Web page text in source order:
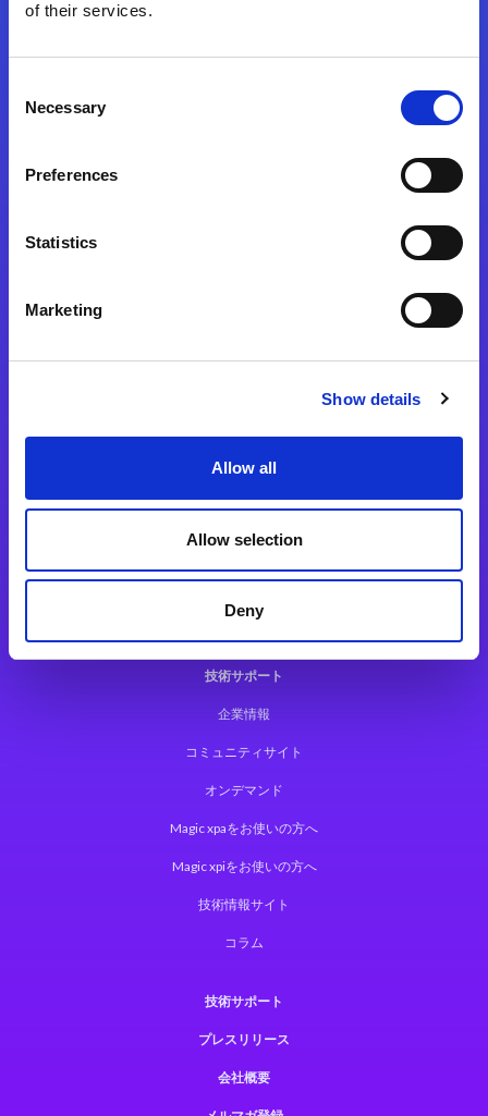
of their services.
Selection
Necessary
Preferences
Statistics
Marketing
Show details
Allow all
Allow selection
Deny
お問合せ
Magic xpa関連ソフトウェア
Magic xpi
Magic xpi製品詳細
Magic xpi購入後手続きのご案内
Magic xpi Cloud Gateway
技術サポート
企業情報
コミュニティサイト
オンデマンド
Magic xpaをお使いの方へ
Magic xpiをお使いの方へ
技術情報サイト
コラム
技術サポート
プレスリリース
会社概要